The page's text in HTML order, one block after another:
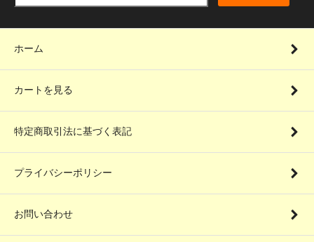
ホーム
カートを見る
特定商取引法に基づく表記
プライバシーポリシー
お問い合わせ